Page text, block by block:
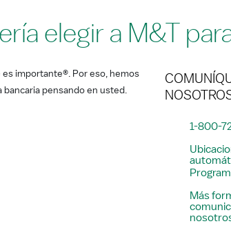
elegir a M&T
importante®. Por eso, hemos
bancaria pensando en usted.
1-800-
Más